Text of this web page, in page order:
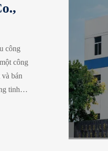
công
công
bán
tinh
I/ll ứng